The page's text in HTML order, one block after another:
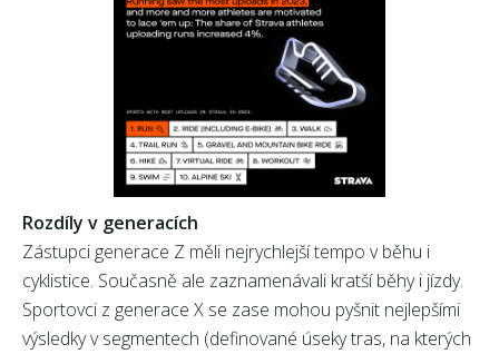
Rozdíly v generacích
Zástupci generace Z měli nejrychlejší tempo v běhu i
cyklistice. Současně ale zaznamenávali kratší běhy i jízdy.
Sportovci z generace X se zase mohou pyšnit nejlepšími
výsledky v segmentech (definované úseky tras, na kterých